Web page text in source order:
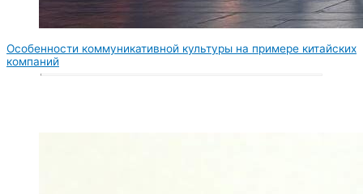
Особенности коммуникативной культуры на примере китайских
компаний